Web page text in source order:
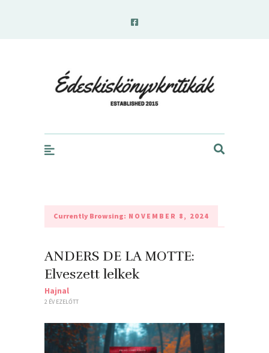
Currently Browsing: NOVEMBER 8, 2024
ANDERS DE LA MOTTE:
Elveszett lelkek
Hajnal
2 ÉV EZELŐTT